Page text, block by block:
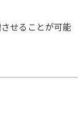
せることが可能